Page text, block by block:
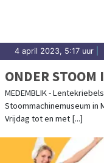
4 april 2023, 5:17 uur
ONDER STOOM
MEDEMBLIK -
Stoommachinemuseum in
Vrijdag tot en met [...]